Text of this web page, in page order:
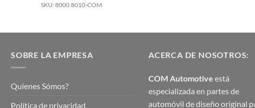
SKU: 8000.8010-COM
SOBRE LA EMPRESA
Quienes Sómos?
Política de privacidad
ACERCA DE NOSOTROS:
COM Automotive está
especializada en partes de
automóvil de diseño original